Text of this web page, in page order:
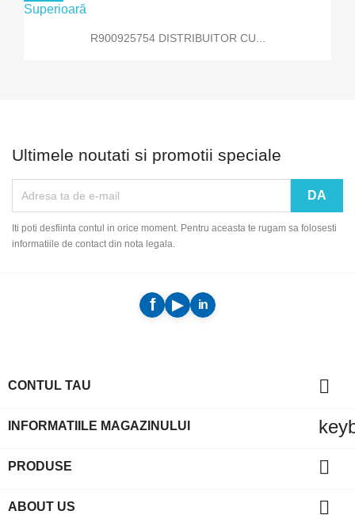
R900925754 DISTRIBUITOR CU...
Ultimele noutati si promotii speciale
Iti poti desfiinta contul in orice moment. Pentru aceasta te rugam sa folosesti
informatiile de contact din nota legala.
CONTUL TAU 
INFORMATIILE MAGAZINULUI
PRODUSE 
ABOUT US 